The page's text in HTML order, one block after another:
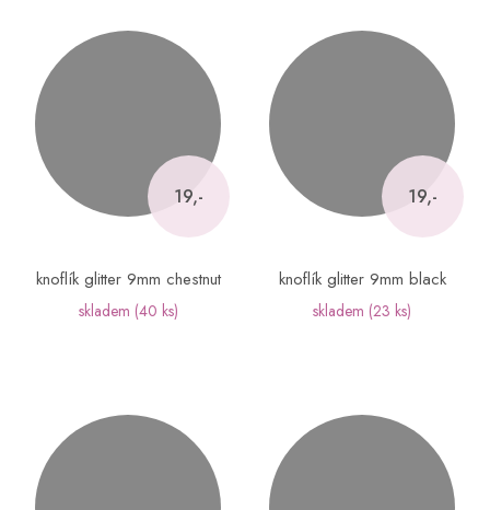
19,-
knoflík glitter 9mm chestnut
skladem (40 ks)
19,-
knoflík glitter 9mm black
skladem (23 ks)